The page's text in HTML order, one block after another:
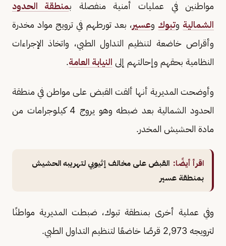
مواطنين في عمليات أمنية منفصلة بمنطقة الحدود
الشمالية وتبوك وعسير، بعد تورطهم في ترويج مواد مخدرة
وأقراص خاضعة لتنظيم التداول الطبي، واتخاذ الإجراءات
النظامية بحقهم وإحالتهم إلى النيابة العامة.
وأوضحت المديرية أنها ألقت القبض على مواطن في منطقة
الحدود الشمالية بعد ضبطه وهو يروج 4 كيلوجرامات من
مادة الحشيش المخدر.
اقرأ أيضًا: القبض على مخالف إثيوبي لتهريبه الحشيش
بمنطقة عسير
وفي عملية أخرى بمنطقة تبوك، ضبطت المديرية مواطنًا
لترويجه 2,973 قرصًا خاضعًا لتنظيم التداول الطبي.